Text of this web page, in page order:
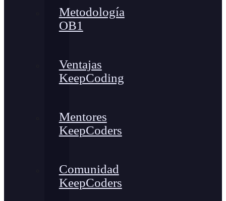
Metodología
OB1
Ventajas
KeepCoding
Mentores
KeepCoders
Comunidad
KeepCoders